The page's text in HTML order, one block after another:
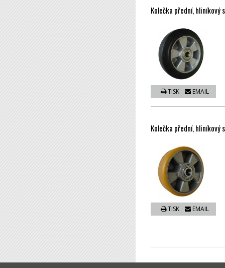
Kolečka přední,
TISK EMAIL
Kolečka přední,
TISK EMAIL